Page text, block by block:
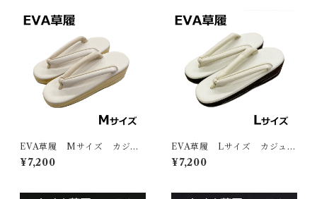
EVA草履 Mサイズ カジュ
アル お洒落 草履
¥7,200
EVA草履 Lサイズ カジュア
ル お洒落 草履
¥7,200